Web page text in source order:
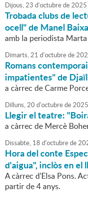
Dijous,23 d'octubrede2025
Trobada clubs de
ocell" de Manel
amb la periodista
Dimarts,21 d'octubrede
Romans
impatientes" de
a càrrec de Carme
Dilluns,20 d'octubrede2025
Llegir el teatre:
a càrrec de Mercè
Dissabte, 18 d'octubrede
Hora del conte
d'aigua", inclòs en
A càrrec d'Elsa Pons.
partir de 4 anys.